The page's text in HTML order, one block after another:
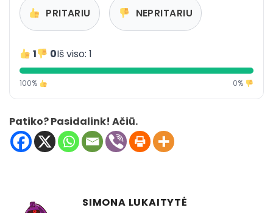
PRITARIU NEPRITARIU
1 0Iš viso: 1
100% 0%
Patiko? Pasidalink! Ačiū.
SIMONA LUKAITYTĖ